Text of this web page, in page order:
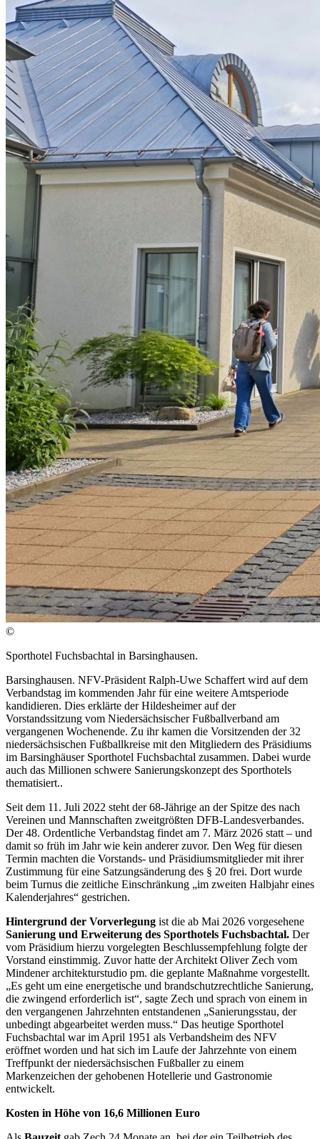
©
Sporthotel Fuchsbachtal in Barsinghausen.
Barsinghausen. NFV-Präsident Ralph-Uwe Schaffert wird auf dem
Verbandstag im kommenden Jahr für eine weitere Amtsperiode
kandidieren. Dies erklärte der Hildesheimer auf der
Vorstandssitzung vom Niedersächsischer Fußballverband am
vergangenen Wochenende. Zu ihr kamen die Vorsitzenden der 32
niedersächsischen Fußballkreise mit den Mitgliedern des Präsidiums
im Barsinghäuser Sporthotel Fuchsbachtal zusammen. Dabei wurde
auch das Millionen schwere Sanierungskonzept des Sporthotels
thematisiert..
Seit dem 11. Juli 2022 steht der 68-Jährige an der Spitze des nach
Vereinen und Mannschaften zweitgrößten DFB-Landesverbandes.
Der 48. Ordentliche Verbandstag findet am 7. März 2026 statt – und
damit so früh im Jahr wie kein anderer zuvor. Den Weg für diesen
Termin machten die Vorstands- und Präsidiumsmitglieder mit ihrer
Zustimmung für eine Satzungsänderung des § 20 frei. Dort wurde
beim Turnus die zeitliche Einschränkung „im zweiten Halbjahr eines
Kalenderjahres“ gestrichen.
Hintergrund der Vorverlegung ist die ab Mai 2026 vorgesehene
Sanierung und Erweiterung des Sporthotels Fuchsbachtal. Der
vom Präsidium hierzu vorgelegten Beschlussempfehlung folgte der
Vorstand einstimmig. Zuvor hatte der Architekt Oliver Zech vom
Mindener architekturstudio pm. die geplante Maßnahme vorgestellt.
„Es geht um eine energetische und brandschutzrechtliche Sanierung,
die zwingend erforderlich ist“, sagte Zech und sprach von einem in
den vergangenen Jahrzehnten entstandenen „Sanierungsstau, der
unbedingt abgearbeitet werden muss.“ Das heutige Sporthotel
Fuchsbachtal war im April 1951 als Verbandsheim des NFV
eröffnet worden und hat sich im Laufe der Jahrzehnte von einem
Treffpunkt der niedersächsischen Fußballer zu einem
Markenzeichen der gehobenen Hotellerie und Gastronomie
entwickelt.
Kosten in Höhe von 16,6 Millionen Euro